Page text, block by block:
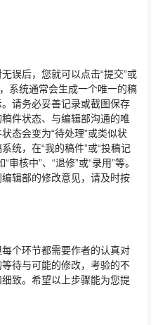
误后，您就可以点击“提交”或
系统通常会生成一个唯一的稿
请务必妥善记录或截图保存
件状态、与编辑部沟通的唯
态会变为“待处理”或类似状
统，在“我的稿件”或“投稿记
核中”、“退修”或“录用”等。
辑部的修改意见，请及时按
个环节都需要作者的认真对
待与可能的修改，考验的不
致。希望以上步骤能为您提